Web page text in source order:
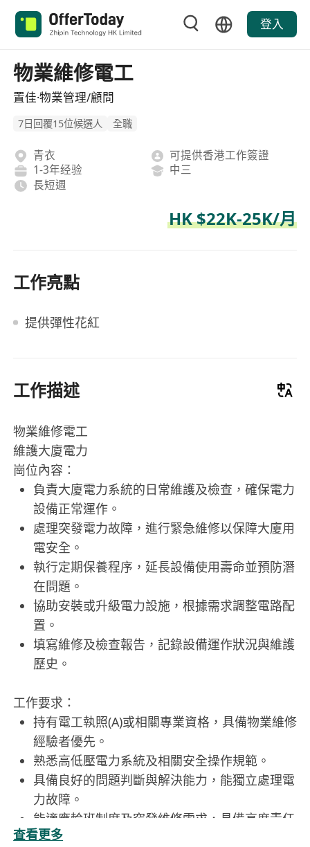
登入
物業維修電工
置佳·物業管理/顧問
7日回覆15位候選人 全職
青衣
可提供香港工作簽證
1-3年经验
中三
長短週
HK $22K-25K/月
工作亮點
提供彈性花紅
工作描述
物業維修電工
維護大廈電力
崗位內容：
負責大廈電力系統的日常維護及檢查，確保電力
設備正常運作。
處理突發電力故障，進行緊急維修以保障大廈用
電安全。
執行定期保養程序，延長設備使用壽命並預防潛
在問題。
協助安裝或升級電力設施，根據需求調整電路配
置。
填寫維修及檢查報告，記錄設備運作狀況與維護
歷史。
工作要求：
持有電工執照(A)或相關專業資格，具備物業維修
經驗者優先。
熟悉高低壓電力系統及相關安全操作規範。
具備良好的問題判斷與解決能力，能獨立處理電
力故障。
能適應輪班制度及突發維修需求，具備高度責任
感。
查看更多